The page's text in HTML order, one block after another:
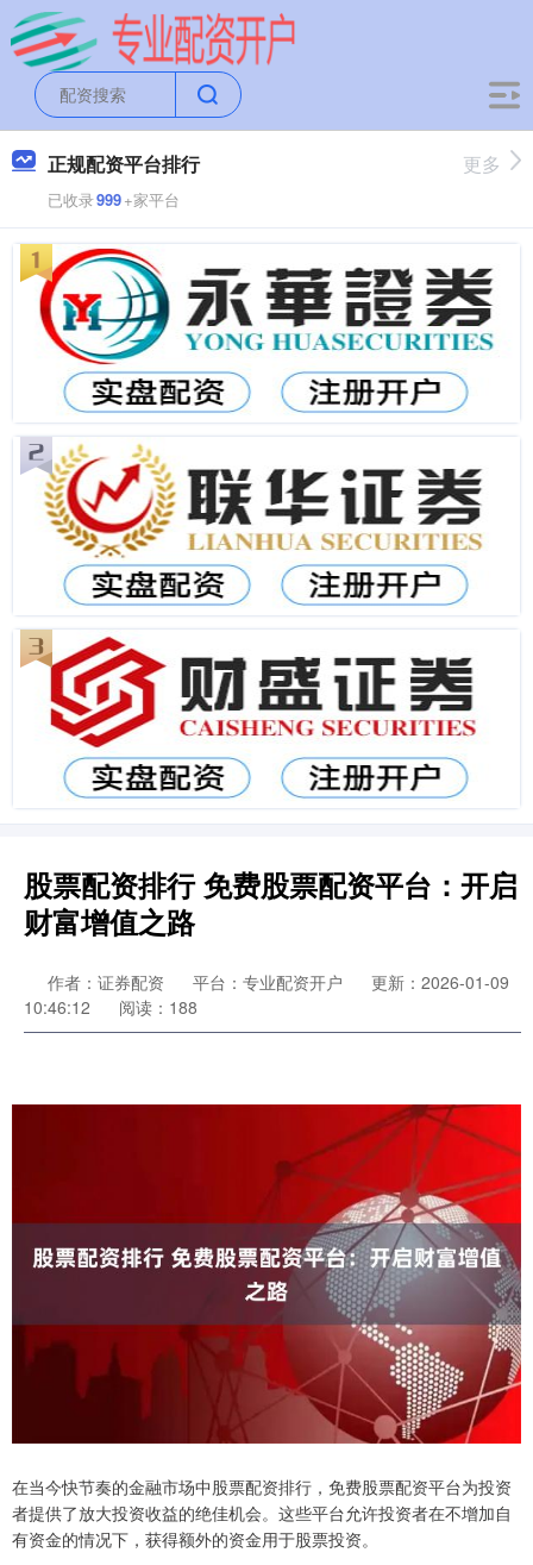
正规配资平台排行
已收录999+家平台
更多
股票配资排行 免费股票配资平台：开启
财富增值之路
作者：证券配资 平台：专业配资开户
更新：2026-01-09
10:46:12
阅读：188
在当今快节奏的金融市场中股票配资排行，免费股票配资平台为投资
者提供了放大投资收益的绝佳机会。这些平台允许投资者在不增加自
有资金的情况下，获得额外的资金用于股票投资。